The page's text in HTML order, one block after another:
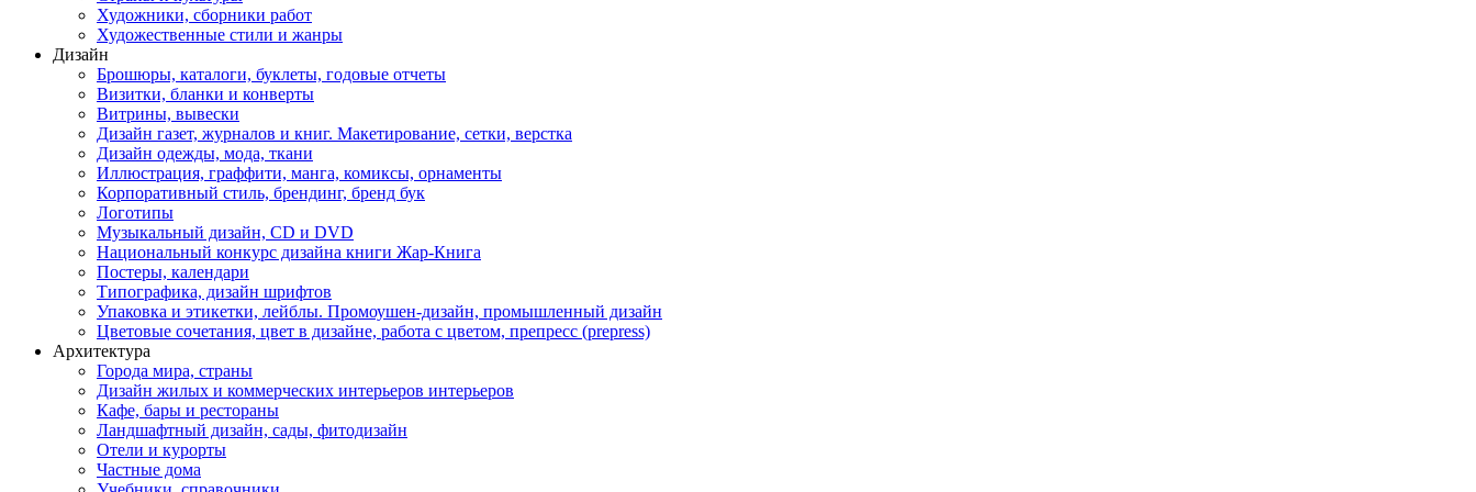
Художники, сборники работ
Художественные стили и жанры
Дизайн
Брошюры, каталоги, буклеты, годовые отчеты
Визитки, бланки и конверты
Витрины, вывески
Дизайн газет, журналов и книг. Макетирование, сетки, верстка
Дизайн одежды, мода, ткани
Иллюстрация, граффити, манга, комиксы, орнаменты
Корпоративный стиль, брендинг, бренд бук
Логотипы
Музыкальный дизайн, СD и DVD
Национальный конкурс дизайна книги Жар-Книга
Постеры, календари
Типографика, дизайн шрифтов
Упаковка и этикетки, лейблы. Промоушен-дизайн, промышленный дизайн
Цветовые сочетания, цвет в дизайне, работа с цветом, препресс (prepress)
Архитектура
Города мира, страны
Дизайн жилых и коммерческих интерьеров интерьеров
Кафе, бары и рестораны
Ландшафтный дизайн, сады, фитодизайн
Отели и курорты
Частные дома